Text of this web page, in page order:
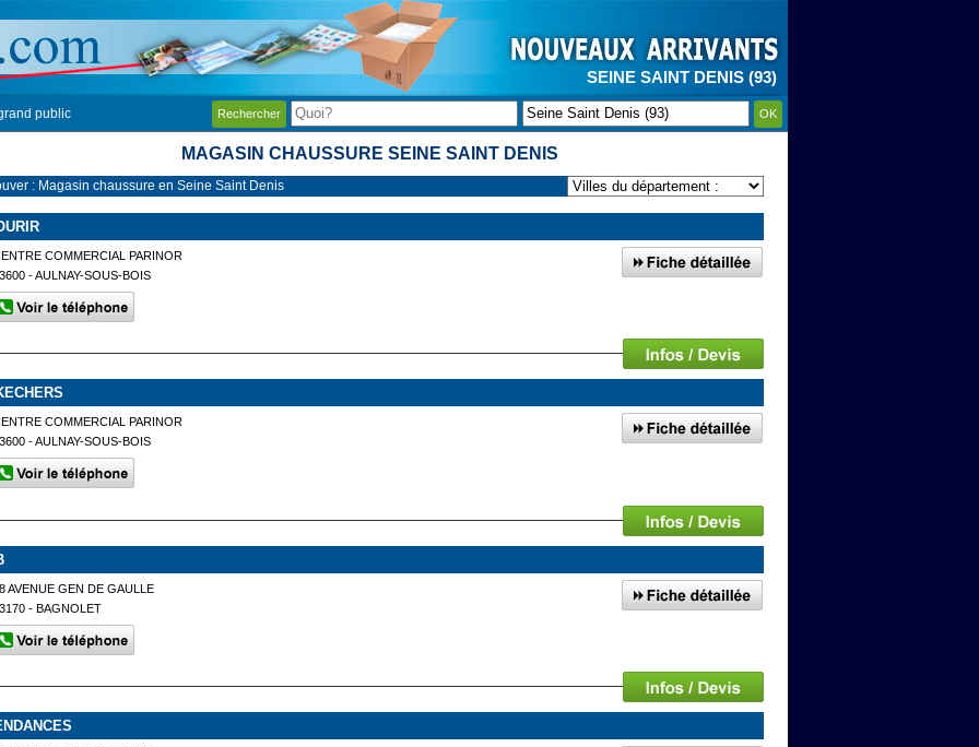
SEINE SAINT DENIS (93)
public Rechercher OK
MAGASIN CHAUSSURE SEINE SAINT DENIS
: Magasin chaussure en Seine Saint Denis
COMMERCIAL PARINOR
- AULNAY-SOUS-BOIS
COMMERCIAL PARINOR
- AULNAY-SOUS-BOIS
AVENUE GEN DE GAULLE
- BAGNOLET